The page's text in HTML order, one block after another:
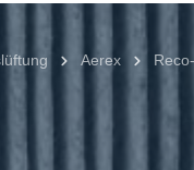
Aerex